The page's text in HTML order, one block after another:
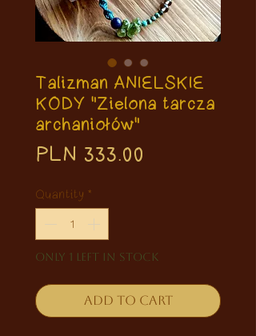
Talizman ANIELSKIE
KODY "Zielona tarcza
archaniołów"
PLN 333.00
Quantity *
Only 1 left in stock
Add to Cart